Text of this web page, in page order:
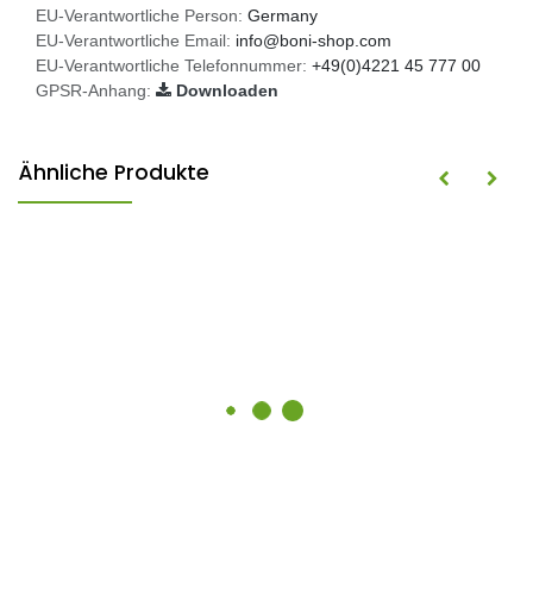
EU-Verantwortliche Person: Germany
EU-Verantwortliche Email: info@boni-shop.com
EU-Verantwortliche Telefonnummer: +49(0)4221 45 777 00
GPSR-Anhang:
Downloaden
Ähnliche Produkte